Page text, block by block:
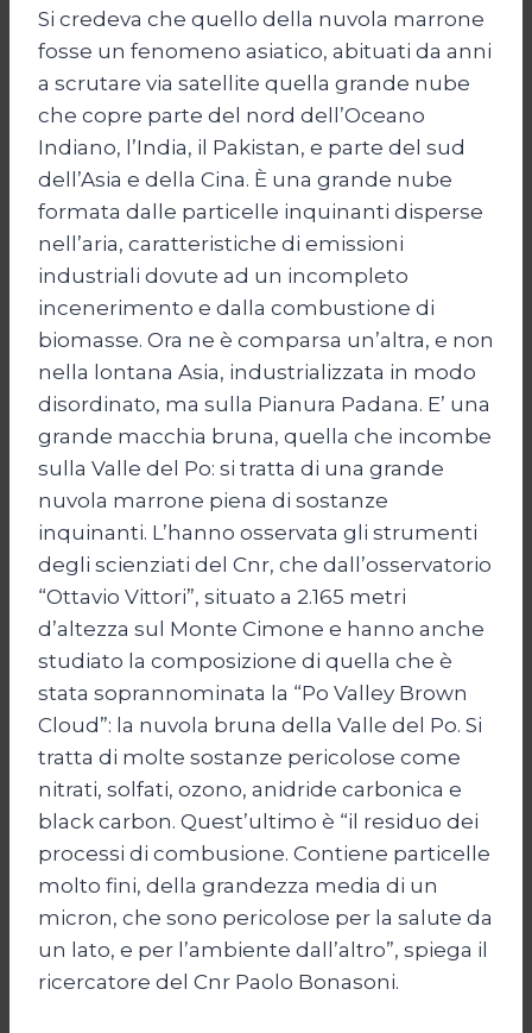
Si credeva che quello della nuvola marrone
fosse un fenomeno asiatico, abituati da anni
a scrutare via satellite quella grande nube
che copre parte del nord dell’Oceano
Indiano, l’India, il Pakistan, e parte del sud
dell’Asia e della Cina. È una grande nube
formata dalle particelle inquinanti disperse
nell’aria, caratteristiche di emissioni
industriali dovute ad un incompleto
incenerimento e dalla combustione di
biomasse. Ora ne è comparsa un’altra, e non
nella lontana Asia, industrializzata in modo
disordinato, ma sulla Pianura Padana. E’ una
grande macchia bruna, quella che incombe
sulla Valle del Po: si tratta di una grande
nuvola marrone piena di sostanze
inquinanti. L’hanno osservata gli strumenti
degli scienziati del Cnr, che dall’osservatorio
“Ottavio Vittori”, situato a 2.165 metri
d’altezza sul Monte Cimone e hanno anche
studiato la composizione di quella che è
stata soprannominata la “Po Valley Brown
Cloud”: la nuvola bruna della Valle del Po. Si
tratta di molte sostanze pericolose come
nitrati, solfati, ozono, anidride carbonica e
black carbon. Quest’ultimo è “il residuo dei
processi di combusione. Contiene particelle
molto fini, della grandezza media di un
micron, che sono pericolose per la salute da
un lato, e per l’ambiente dall’altro”, spiega il
ricercatore del Cnr Paolo Bonasoni.